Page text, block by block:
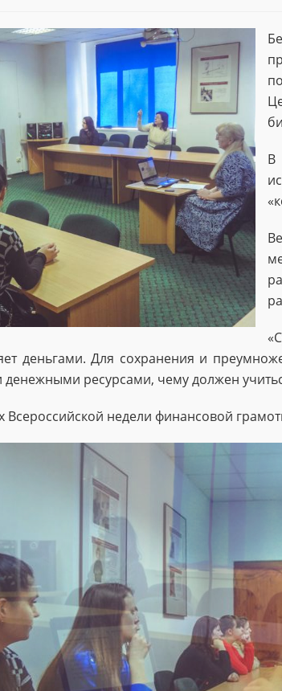
В
деньгами. Для сохранения и
ресурсами, чему должен
недели финансовой